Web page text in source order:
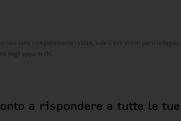
sono completamente cablati, vale a dire pronti per il
degli apparecchi.
a rispondere a tutte le tue